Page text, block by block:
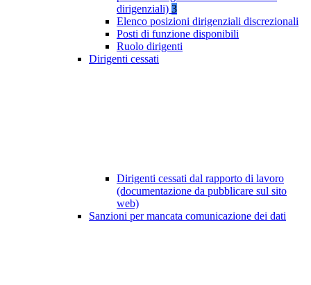
dirigenziali) 3
Elenco posizioni dirigenziali discrezionali
Posti di funzione disponibili
Ruolo dirigenti
Dirigenti cessati
Dirigenti cessati dal rapporto di lavoro
(documentazione da pubblicare sul sito
web)
Sanzioni per mancata comunicazione dei dati